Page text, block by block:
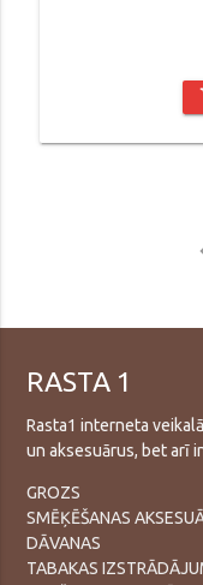
RASTA 1
Rasta1 interneta
un aksesuārus, bet arī
GROZS
SMĒĶĒŠANAS
DĀVANAS
TABAKAS